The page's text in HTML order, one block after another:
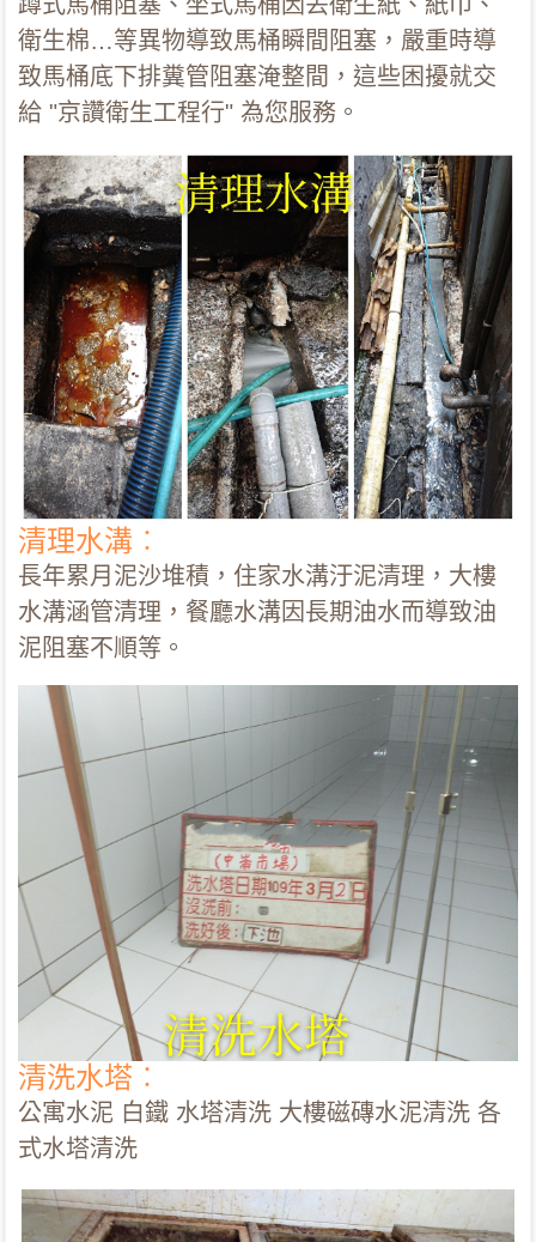
衛生棉…等異物導致馬桶瞬間阻塞，嚴重時導
致馬桶底下排糞管阻塞淹整間，這些困擾就交
給 "京讚衛生工程行" 為您服務。
清理水溝︰
長年累月泥沙堆積，住家水溝汙泥清理，大樓
水溝涵管清理，餐廳水溝因長期油水而導致油
泥阻塞不順等。
清洗水塔︰
公寓水泥 白鐵 水塔清洗 大樓磁磚水泥清洗 各
式水塔清洗